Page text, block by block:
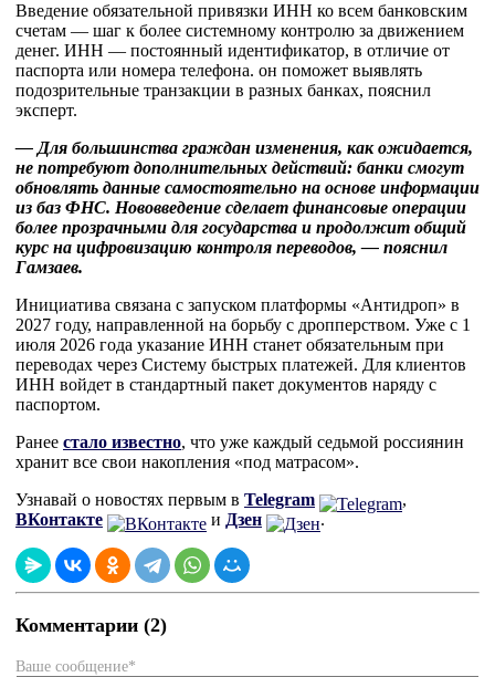
Введение обязательной привязки ИНН ко всем банковским
счетам — шаг к более системному контролю за движением
денег. ИНН — постоянный идентификатор, в отличие от
паспорта или номера телефона. он поможет выявлять
подозрительные транзакции в разных банках, пояснил
эксперт.
— Для большинства граждан изменения, как ожидается,
не потребуют дополнительных действий: банки смогут
обновлять данные самостоятельно на основе информации
из баз ФНС. Нововведение сделает финансовые операции
более прозрачными для государства и продолжит общий
курс на цифровизацию контроля переводов, — пояснил
Гамзаев.
Инициатива связана с запуском платформы «Антидроп» в
2027 году, направленной на борьбу с дропперством. Уже с 1
июля 2026 года указание ИНН станет обязательным при
переводах через Систему быстрых платежей. Для клиентов
ИНН войдет в стандартный пакет документов наряду с
паспортом.
Ранее стало известно, что уже каждый седьмой россиянин
хранит все свои накопления «под матрасом».
Узнавай о новостях первым в Telegram
,
ВКонтакте
и Дзен .
Комментарии (2)
Ваше сообщение*